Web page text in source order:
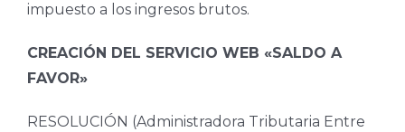
impuesto a los ingresos brutos.
CREACIÓN DEL SERVICIO WEB «SALDO A
FAVOR»
RESOLUCIÓN (Administradora Tributaria Entre